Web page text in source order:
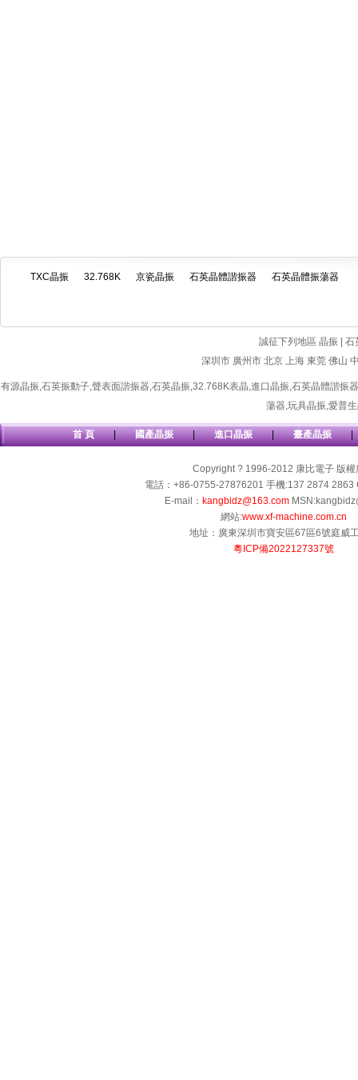
TXC晶振 32.768K 京瓷晶振 石英晶體諧振器 石英晶體振蕩器
誠征下列地區 晶振 |
深圳市 廣州市 北京 上海 東莞 佛山
有源晶振,石英振動子,聲表面諧振器,石英晶振,32.768K表晶,進口晶振,石英晶體諧振器
蕩器,玩具晶振,愛普
首 頁 | 國產晶振 | 進口晶振 | 臺產晶振 |
Copyright ? 1996-2012 康比電子 版權
電話：+86-0755-27876201 手機:137 2874 2863
E-mail： kangbidz@163.com
網站:www.xf-machine.com.cn
地址：廣東深圳市寶安區67區6號庭威
粵ICP備2022127337號